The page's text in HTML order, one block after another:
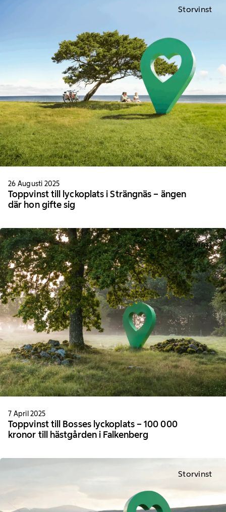
Storvinst
26 Augusti 2025
Toppvinst till lyckoplats i Strängnäs – ängen
där hon gifte sig
Storvinst
7 April 2025
Toppvinst till Bosses lyckoplats – 100 000
kronor till hästgården i Falkenberg
Storvinst